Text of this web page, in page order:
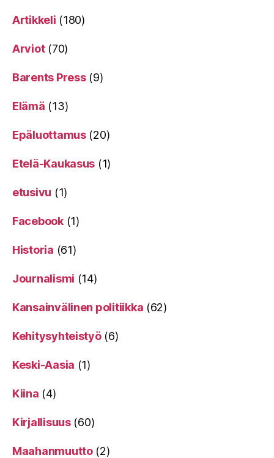
Artikkeli (180)
Arviot(70)
Barents Press(9)
Elämä (13)
Epäluottamus(20)
Etelä-Kaukasus (1)
etusivu (1)
Facebook(1)
Historia (61)
Journalismi (14)
Kansainvälinen politiikka (62)
Kehitysyhteistyö(6)
Keski-Aasia (1)
Kiina (4)
Kirjallisuus(60)
Maahanmuutto(2)